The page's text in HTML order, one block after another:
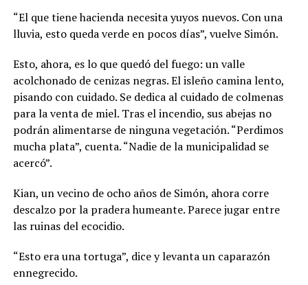
“El que tiene hacienda necesita yuyos nuevos. Con una
lluvia, esto queda verde en pocos días”, vuelve Simón.
Esto, ahora, es lo que quedó del fuego: un valle
acolchonado de cenizas negras. El isleño camina lento,
pisando con cuidado. Se dedica al cuidado de colmenas
para la venta de miel. Tras el incendio, sus abejas no
podrán alimentarse de ninguna vegetación. “Perdimos
mucha plata”, cuenta. “Nadie de la municipalidad se
acercó”.
Kian, un vecino de ocho años de Simón, ahora corre
descalzo por la pradera humeante. Parece jugar entre
las ruinas del ecocidio.
“Esto era una tortuga”, dice y levanta un caparazón
ennegrecido.